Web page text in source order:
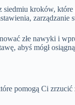
siedmiu kroków,
zarządzanie
złe nawyki i
abyś mógł
pomogą Ci